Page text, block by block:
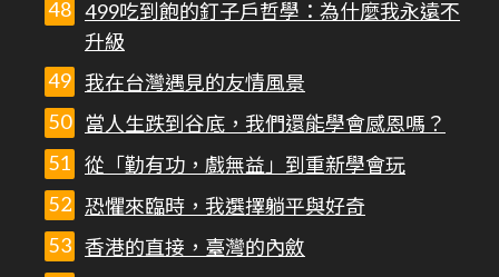
499吃到飽的釘子戶哲學：為什麼我永遠不
升級
我在台灣遇見的友情風景
當人生跌到谷底，我們還能學會感恩嗎？
從「勤有功，戲無益」到重新學會玩
恐懼來臨時，我選擇躺平與好奇
香港的直接，臺灣的內斂